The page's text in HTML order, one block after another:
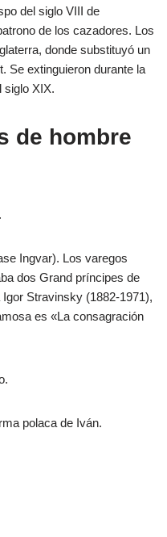
del siglo VIII de
de los cazadores. Los
donde substituyó un
Se extinguieron durante la
siglo XIX.
de hombre
Ingvar). Los varegos
dos Grand príncipes de
Stravinsky (1882-1971),
es «La consagración
polaca de Iván.